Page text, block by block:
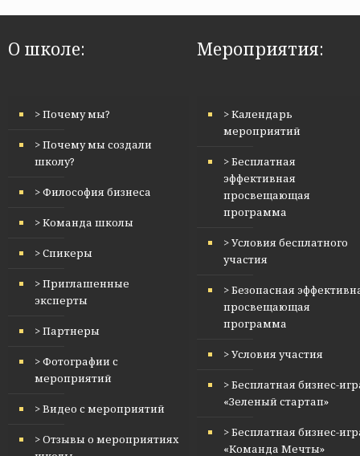
О школе:
> Почему мы?
> Почему мы создали
школу?
> Философия бизнеса
> Команда школы
> Спикеры
> Приглашенные
эксперты
> Партнеры
> Фотографии с
мероприятий
> Видео с мероприятий
> Отзывы о мероприятиях
Мероприятия:
> Календарь
мероприятий
> Бесплатная
эффективная
просвещающая
программа
> Условия бесплатного
участия
> Безопасная
просвещающая
программа
> Условия участия
> Бесплатная бизнес-
«Зеленый стартап»
> Бесплатная бизнес-
«Команда Мечты»